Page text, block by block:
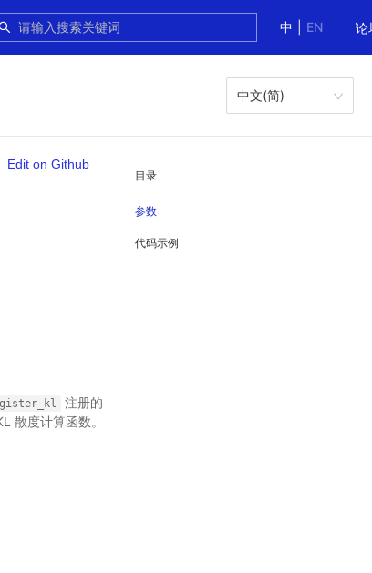
中
EN 论
中文(简)
目录
参数
代码示例
Edit on Github
注册的
散度计算函数。